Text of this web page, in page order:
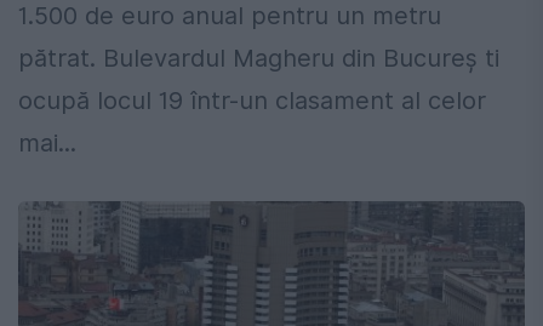
1.500 de euro anual pentru un metru
pătrat. Bulevardul Magheru din Bucureş ti
ocupă locul 19 într-un clasament al celor
mai...